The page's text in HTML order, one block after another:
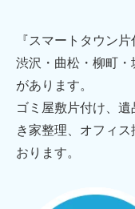
『スマートタウン
渋沢・曲松・柳町
があります。
ゴミ屋敷片付け、
き家整理、オフィ
おります。